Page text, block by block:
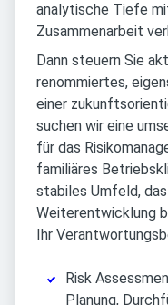
analytische Tiefe
Zusammenarbeit
Dann steuern Sie
renommiertes,
einer
suchen wir eine
für das
familiäres
stabiles Umfeld,
Weiterentwicklung
Ihr
Risk
Planung,